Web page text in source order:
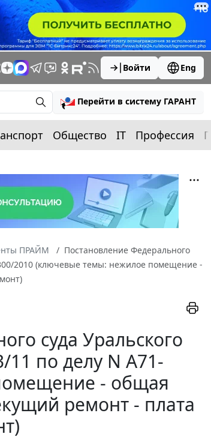
Войти Eng
Перейти в систему ГАРАНТ
Общество IT Профессия
ПРАЙМ
Постановление Федерального
2010 (ключевые темы: нежилое помещение -
суда Уральского
11 по делу N А71-
- общая
ремонт - плата